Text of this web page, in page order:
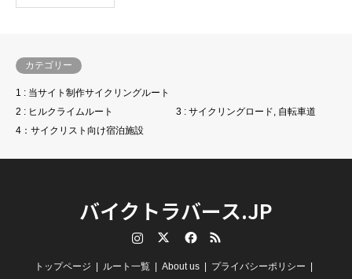
カテゴリー
1 : 当サイト制作サイクリングルート
2 : ヒルクライムルート
3 : サイクリングロード, 自転車道
4：サイクリスト向け宿泊施設
バイクトラバース.JP
RSS
トップページ ルート一覧 About us プライバシーポリシー